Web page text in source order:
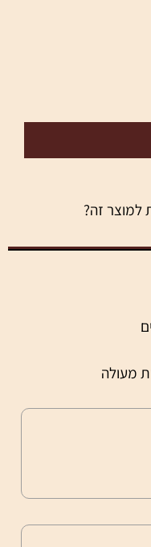
למוצר זה?
מעולה